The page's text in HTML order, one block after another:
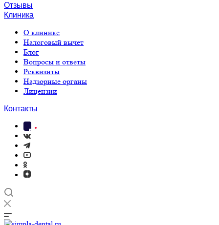
Отзывы
Клиника
О клинике
Налоговый вычет
Блог
Вопросы и ответы
Реквизиты
Надзорные органы
Лицензии
Контакты